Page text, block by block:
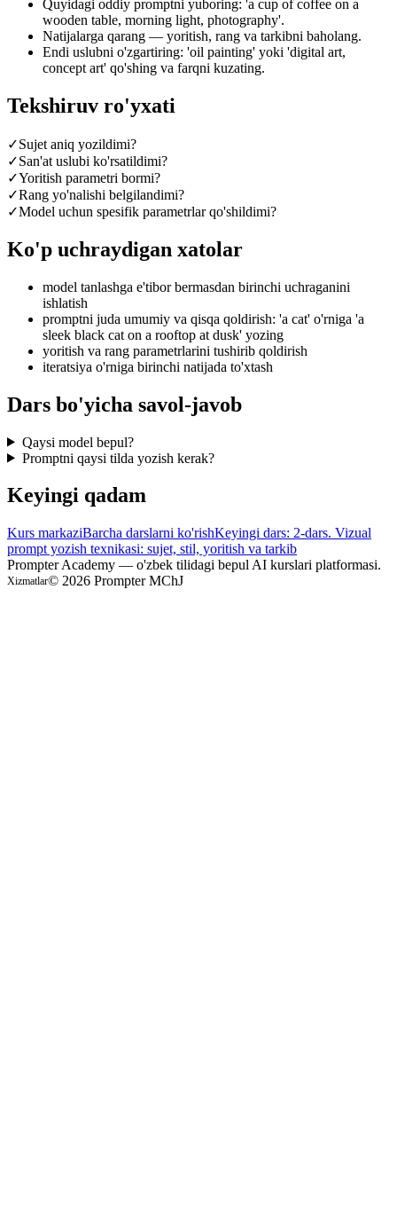
Quyidagi oddiy promptni yuboring: 'a cup of coffee on a
wooden table, morning light, photography'.
Natijalarga qarang — yoritish, rang va tarkibni baholang.
Endi uslubni o'zgartiring: 'oil painting' yoki 'digital art,
concept art' qo'shing va farqni kuzating.
Tekshiruv ro'yxati
✓Sujet aniq yozildimi?
✓San'at uslubi ko'rsatildimi?
✓Yoritish parametri bormi?
✓Rang yo'nalishi belgilandimi?
✓Model uchun spesifik parametrlar qo'shildimi?
Ko'p uchraydigan xatolar
model tanlashga e'tibor bermasdan birinchi uchraganini
ishlatish
promptni juda umumiy va qisqa qoldirish: 'a cat' o'rniga 'a
sleek black cat on a rooftop at dusk' yozing
yoritish va rang parametrlarini tushirib qoldirish
iteratsiya o'rniga birinchi natijada to'xtash
Dars bo'yicha savol-javob
Qaysi model bepul?
Promptni qaysi tilda yozish kerak?
Keyingi qadam
Kurs markaziBarcha darslarni ko'rishKeyingi dars: 2-dars. Vizual
prompt yozish texnikasi: sujet, stil, yoritish va tarkib
Prompter Academy — o'zbek tilidagi bepul AI kurslari platformasi.
Xizmatlar© 2026 Prompter MChJ